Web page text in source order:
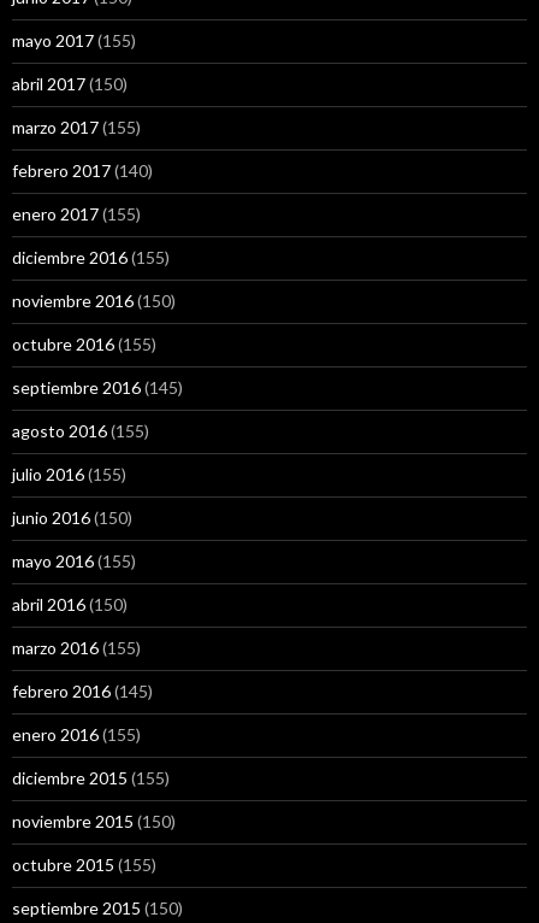
mayo 2017(155)
abril 2017(150)
marzo 2017(155)
febrero 2017(140)
enero 2017(155)
diciembre 2016(155)
noviembre 2016(150)
octubre 2016(155)
septiembre 2016(145)
agosto 2016(155)
julio 2016(155)
junio 2016(150)
mayo 2016(155)
abril 2016(150)
marzo 2016(155)
febrero 2016(145)
enero 2016(155)
diciembre 2015 (155)
noviembre 2015 (150)
octubre 2015 (155)
septiembre 2015 (150)